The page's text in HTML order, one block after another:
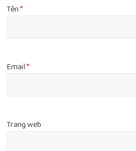
Tên*
Email*
Trang web